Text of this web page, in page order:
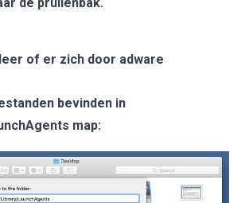
of er zich door adware
bevinden in
map: